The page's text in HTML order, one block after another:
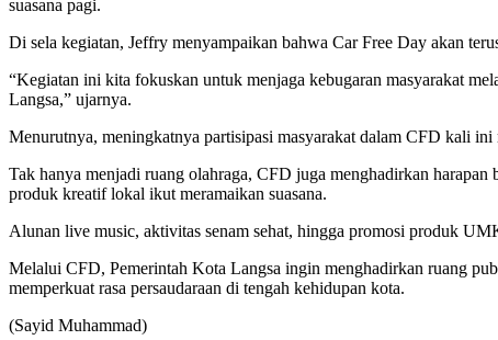
suasana pagi.
Di sela kegiatan, Jeffry menyampaikan bahwa Car Free Day akan
“Kegiatan ini kita fokuskan untuk menjaga kebugaran masyarakat
Langsa,” ujarnya.
Menurutnya, meningkatnya partisipasi masyarakat dalam CFD kali
Tak hanya menjadi ruang olahraga, CFD juga menghadirkan
produk kreatif lokal ikut meramaikan suasana.
Alunan live music, aktivitas senam sehat, hingga promosi produk
Melalui CFD, Pemerintah Kota Langsa ingin menghadirkan ruang
memperkuat rasa persaudaraan di tengah kehidupan kota.
(Sayid Muhammad)